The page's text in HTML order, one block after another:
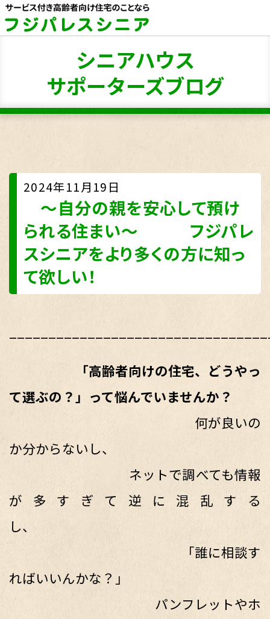
シニアハウス
サポーターズブログ
2024年11月19日
～自分の親を安心して預け
られる住まい～ フジパレ
スシニアをより多くの方に知っ
て欲しい！
「高齢者向けの住宅、どうやっ
て選ぶの？」って悩んでいませんか？
何が良いの
か分からないし、
ネットで調べても情報
が多すぎて逆に混乱する
し、
「誰に相談す
ればいいんかな？」
パンフレットやホ